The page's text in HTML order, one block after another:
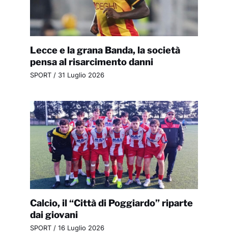
Lecce e la grana Banda, la società
pensa al risarcimento danni
SPORT/ 31 Luglio 2026
Calcio, il “Città di Poggiardo” riparte
dai giovani
SPORT/ 16 Luglio 2026